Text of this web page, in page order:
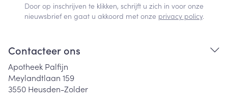
Door op inschrijven te klikken, schrijft u zich in voor onze
nieuwsbrief en gaat u akkoord met onze privacy policy.
Contacteer ons
Apotheek Palfijn
Meylandtlaan 159
3550 Heusden-Zolder